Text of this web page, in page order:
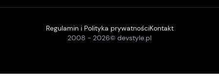
2008 - 2026© devstyle.pl
Regulamin i Polityka prywatnościKontakt